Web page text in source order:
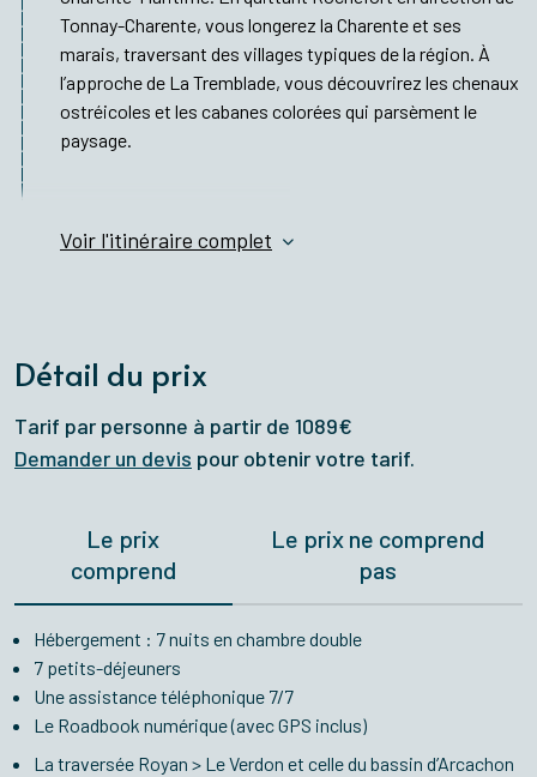
Tonnay-Charente, vous longerez la Charente et ses
marais, traversant des villages typiques de la région. À
l’approche de La Tremblade, vous découvrirez les chenaux
ostréicoles et les cabanes colorées qui parsèment le
paysage.
Voir l'itinéraire complet
Détail du prix
Tarif par personne à partir de 1089€
Demander un devis pour obtenir votre tarif.
Le prix
comprend
Le prix ne comprend
pas
Hébergement : 7 nuits en chambre double
7 petits-déjeuners
Une assistance téléphonique 7/7
Le Roadbook numérique (avec GPS inclus)
La traversée Royan > Le Verdon et celle du bassin d’Arcachon